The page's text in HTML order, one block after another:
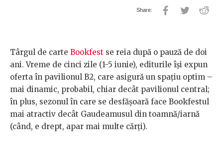
Târgul de carte Bookfest se reia după o pauză de doi
ani. Vreme de cinci zile (1-5 iunie), editurile își expun
oferta în pavilionul B2, care asigură un spațiu optim –
mai dinamic, probabil, chiar decât pavilionul central;
în plus, sezonul în care se desfășoară face Bookfestul
mai atractiv decât Gaudeamusul din toamnă/iarnă
(când, e drept, apar mai multe cărți).